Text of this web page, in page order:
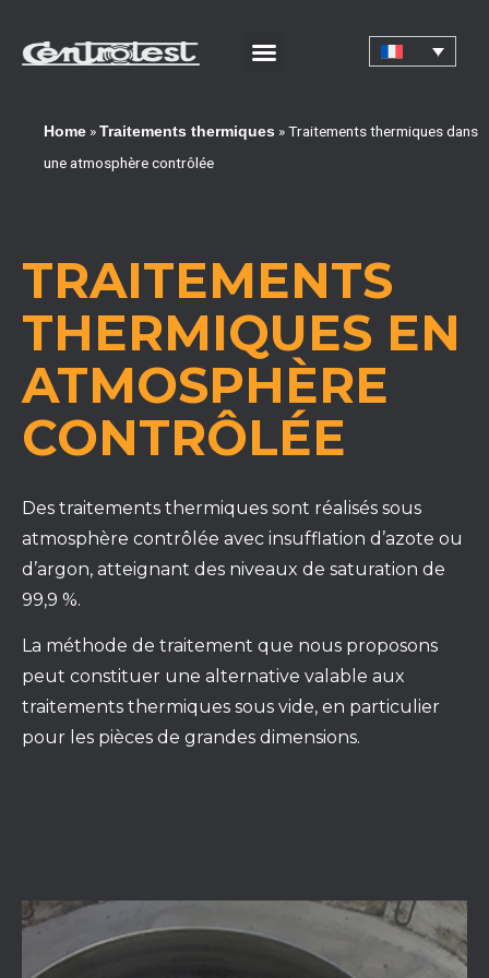
Home » Traitements thermiques »Traitements thermiques dans
une atmosphère contrôlée
TRAITEMENTS
THERMIQUES EN
ATMOSPHÈRE
CONTRÔLÉE
Des traitements thermiques sont réalisés sous
atmosphère contrôlée avec insufflation d’azote ou
d’argon, atteignant des niveaux de saturation de
99,9 %.
La méthode de traitement que nous proposons
peut constituer une alternative valable aux
traitements thermiques sous vide, en particulier
pour les pièces de grandes dimensions.